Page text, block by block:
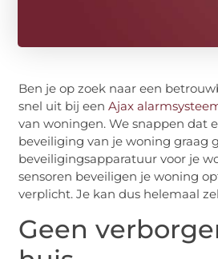
Ben je op zoek naar een
snel uit bij een Ajax
van woningen. We snappen dat
beveiliging van je woning graag
beveiligingsapparatuur voor je
sensoren beveiligen je woning
verplicht. Je kan dus helemaal
Geen